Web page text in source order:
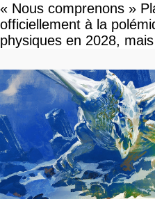
« Nous comprenons »
officiellement à la
physiques en 2028,